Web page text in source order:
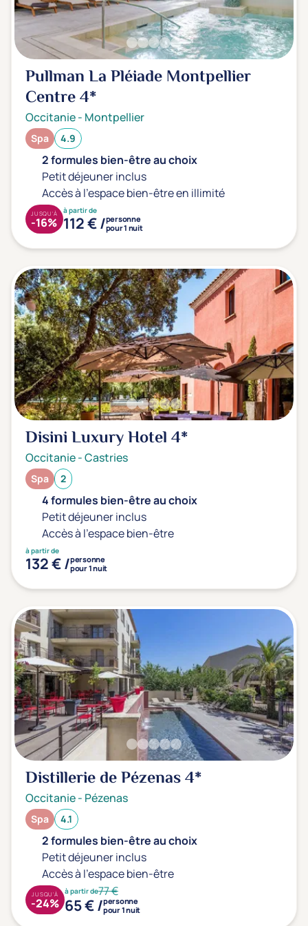
Sport
(0)
Yoga
(0)
Offres spéciales
Vente Flash & Promo
Offres spéciales Solo
Distance de chez vous
Établissements proches de chez moi
Transports & hébergement
Soins sans hébergement
(0)
Offre séjour + vol inclus
(0)
Pullman La Pléiade Montpellier
Centre4*
Occitanie- Montpellier
Spa 4.9
2 formules bien-être au choix
Petit déjeuner inclus
Accès à l'espace bien-être en illimité
à partir de
112 € /personne
pour 1 nuit
JUSQU'À
-16%
Disini Luxury Hotel4*
Occitanie-Castries
Spa 2
4 formules bien-être au choix
Petit déjeuner inclus
Accès à l'espace bien-être
à partir de
132 € /personne
pour 1 nuit
Distillerie de Pézenas4*
Occitanie- Pézenas
Spa 4.1
2 formules bien-être au choix
Petit déjeuner inclus
Accès à l'espace bien-être
à partir de77 €
65 € /personne
pour 1 nuit
JUSQU'À
-24%